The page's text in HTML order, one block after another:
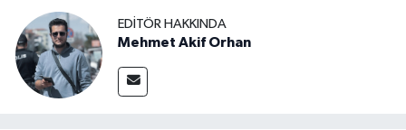
EDITÖR HAKKINDA
Mehmet Akif Orhan